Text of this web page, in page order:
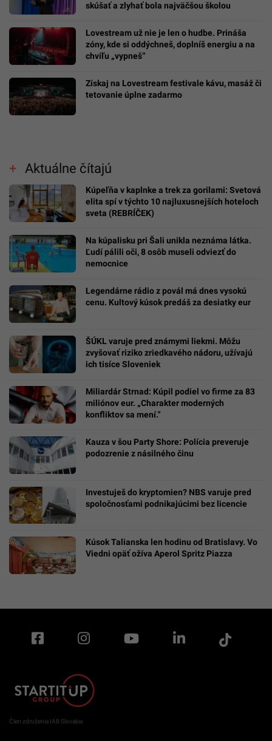
skúšať a zlyhať bola najväčšou školou
Lovestream už nie je len o hudbe. Prináša
zóny, kde si oddýchneš, doplníš energiu a na
chvíľu „vypneš“
Získaj na Lovestream festivale kávu, masáž či
tetovanie úplne zadarmo
Aktuálne čítajú
Kúpeľňa v kaplnke a trek za gorilami: Svetová
elita spí v týchto 10 najluxusnejších hoteloch
sveta (REBRÍČEK)
Na kúpalisku pri Šali unikla neznáma látka.
Ľudí pálili oči, 8 osôb museli odviezť do
nemocnice
Legendárne rádio z povál má dnes vysokú
cenu. Kultový kúsok predáš za desiatky eur
ŠÚKL varuje pred známymi liekmi. Môžu
zvyšovať riziko zriedkavého nádoru, užívajú
ich tisíce Sloveniek
Miliardár Strnad: Kúpil podiel vo firme za 83
miliónov eur. „Charakter moderných
konfliktov sa mení.“
Kauza v šou Party Shore: Polícia preveruje
podozrenie z násilného činu
Investuješ do kryptomien? NBS varuje pred
spoločnosťami podnikajúcimi bez licencie
Kúsok Talianska len hodinu od Bratislavy. Vo
Viedni opäť ožíva Aperol Spritz Piazza
Člen združenia IAB Slovakia